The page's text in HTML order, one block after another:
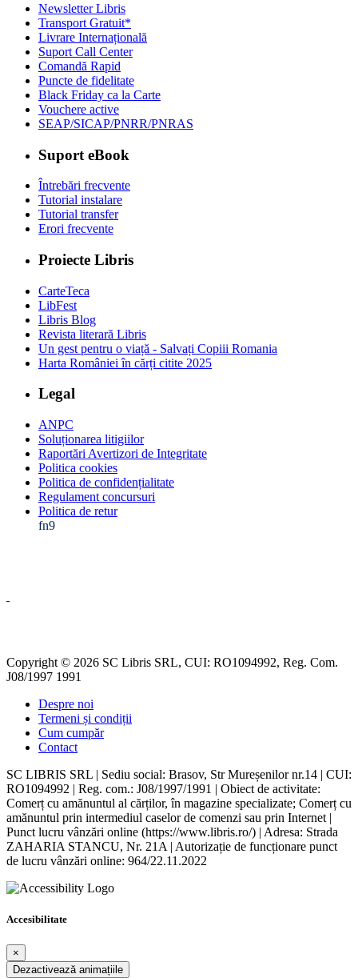
Newsletter Libris
Transport Gratuit*
Livrare Internațională
Suport Call Center
Comandă Rapid
Puncte de fidelitate
Black Friday ca la Carte
Vouchere active
SEAP/SICAP/PNRR/PNRAS
Suport eBook
Întrebări frecvente
Tutorial instalare
Tutorial transfer
Erori frecvente
Proiecte Libris
CarteTeca
LibFest
Libris Blog
Revista literară Libris
Un gest pentru o viață - Salvați Copiii Romania
Harta României în cărți citite 2025
Legal
ANPC
Soluționarea litigiilor
Raportări Avertizori de Integritate
Politica cookies
Politica de confidențialitate
Regulament concursuri
Politica de retur
fn9
Copyright © 2026 SC Libris SRL, CUI: RO1094992, Reg. Com.
J08/1997 1991
Despre noi
Termeni și condiții
Cum cumpăr
Contact
SC LIBRIS SRL | Sediu social: Brasov, Str Mureșenilor nr.14 | CUI:
RO1094992 | Reg. com.: J08/1997/1991 | Obiect de activitate:
Comerț cu amănuntul al cărților, în magazine specializate; Comerț cu
amănuntul prin intermediul caselor de comenzi sau prin Internet |
Punct lucru vânzări online (https://www.libris.ro/) | Adresa: Strada
ZAHARIA STANCU, Nr. 21A | Autorizație de funcționare punct
de lucru vânzări online: 964/22.11.2022
Accesibilitate
×
Dezactivează animațiile